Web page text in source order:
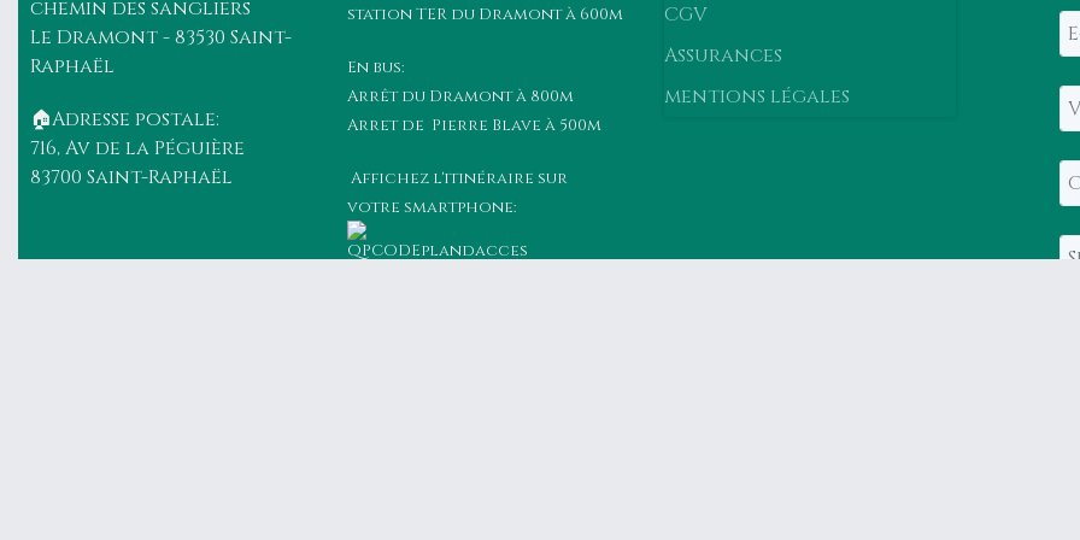
chemin des sangliers
Le Dramont - 83530 Saint-
Raphaël
🏠Adresse postale:
716, Av de la Péguière
83700 Saint-Raphaël
station TER du Dramont à 600m
En bus:
Arrêt du Dramont à 800m
Arret de Pierre Blave à 500m
Affichez l'itinéraire sur
votre smartphone:
CGV
Assurances
mentions légales